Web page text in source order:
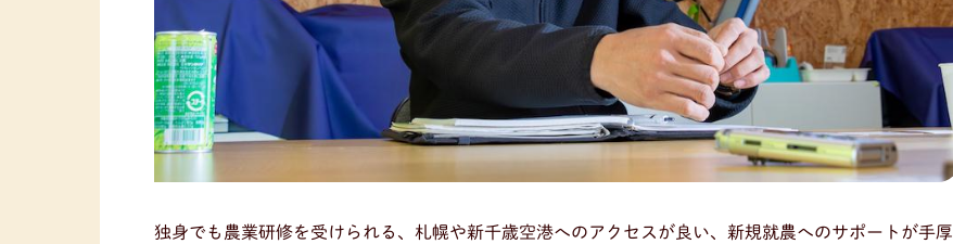
独身でも農業研修を受けられる、札幌や新千歳空港へのアクセスが良い、新規就農へのサポートが手厚